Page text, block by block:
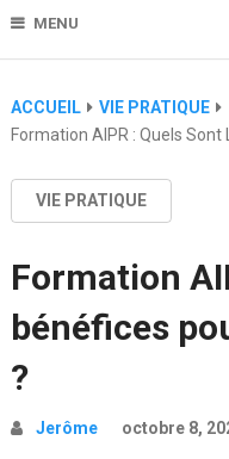
MENU
ACCUEIL
VIE PRATIQUE
Formation AIPR : Quels
VIE PRATIQUE
Formation
bénéfices
?
Jerôme octobre 8,